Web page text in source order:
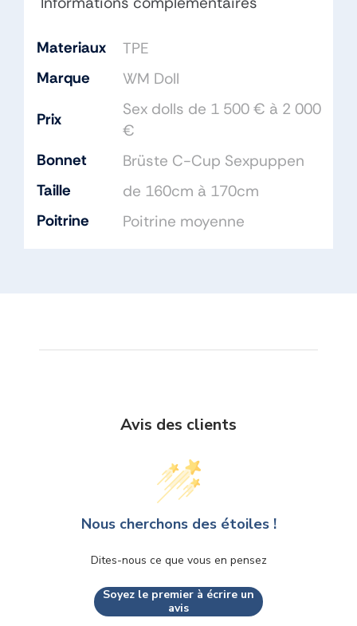
Materiaux
TPE
Marque
WM Doll
Prix
Sex dolls de 1 500 € à 2 000
€
Bonnet
Brüste C-Cup Sexpuppen
Taille
de 160cm à 170cm
Poitrine
Poitrine moyenne
Avis des clients
Nous cherchons des étoiles !
Dites-nous ce que vous en pensez
Soyez le premier à écrire un
avis